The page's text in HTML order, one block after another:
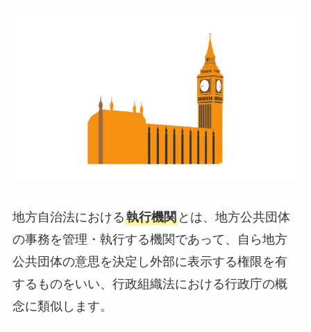
地方自治法における執行機関とは、地方公共団体
の事務を管理・執行する機関であって、自ら地方
公共団体の意思を決定し外部に表示する権限を有
するものをいい、行政組織法における行政庁の概
念に類似します。